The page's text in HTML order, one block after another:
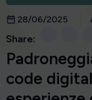
28/06/2025
Share:
code